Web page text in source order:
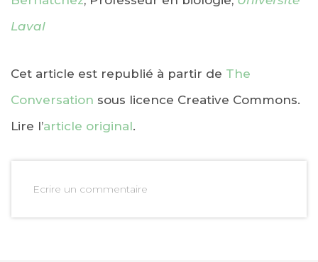
Laval
Cet article est republié à partir de The
Conversation sous licence Creative Commons.
Lire l’article original.
Ecrire un commentaire